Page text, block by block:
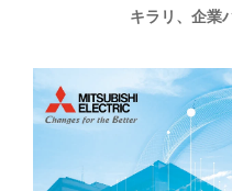
式会社】
キラリ、企業